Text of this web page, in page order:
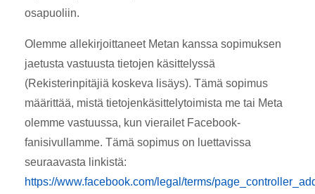
osapuoliin.
Olemme allekirjoittaneet Metan kanssa sopimuksen
jaetusta vastuusta tietojen käsittelyssä
(Rekisterinpitäjiä koskeva lisäys). Tämä sopimus
määrittää, mistä tietojenkäsittelytoimista me tai Meta
olemme vastuussa, kun vierailet Facebook-
fanisivullamme. Tämä sopimus on luettavissa
seuraavasta linkistä:
https://www.facebook.com/legal/terms/